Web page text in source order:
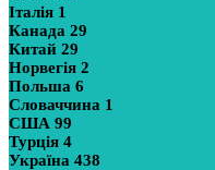
Італія 1
Канада 29
Китай 29
Норвегія 2
Польша 6
Словаччина 1
США 99
Турція 4
Україна 438